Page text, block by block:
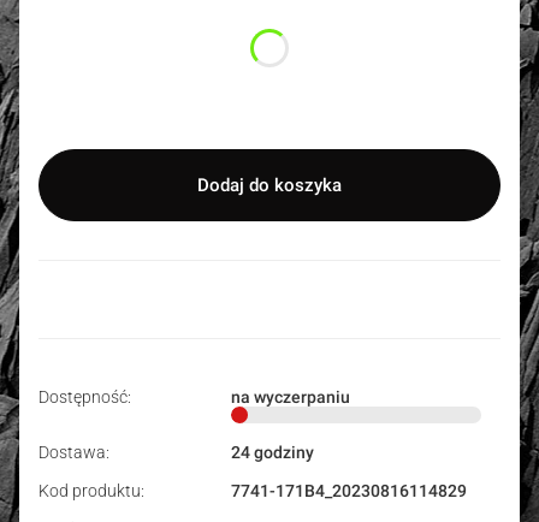
Dodaj do koszyka
Dostępność: na wyczerpaniu
Dostawa:
24 godziny
Kod produktu:
7741-171B4_20230816114829